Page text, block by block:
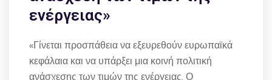
ενέργειας»
«Γίνεται προσπάθεια να εξευρεθούν ευρωπαϊκά
κεφάλαια και να υπάρξει μια κοινή πολιτική
ανάσχεσης των τιμών της ενέργειας. Ο